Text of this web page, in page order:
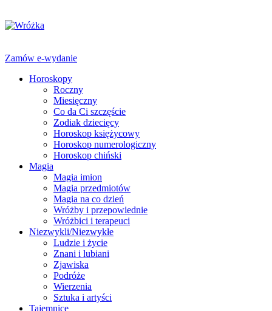
Zamów e-wydanie
Horoskopy
Roczny
Miesięczny
Co da Ci szczęście
Zodiak dziecięcy
Horoskop księżycowy
Horoskop numerologiczny
Horoskop chiński
Magia
Magia imion
Magia przedmiotów
Magia na co dzień
Wróżby i przepowiednie
Wróżbici i terapeuci
Niezwykli/Niezwykłe
Ludzie i życie
Znani i lubiani
Zjawiska
Podróże
Wierzenia
Sztuka i artyści
Tajemnice